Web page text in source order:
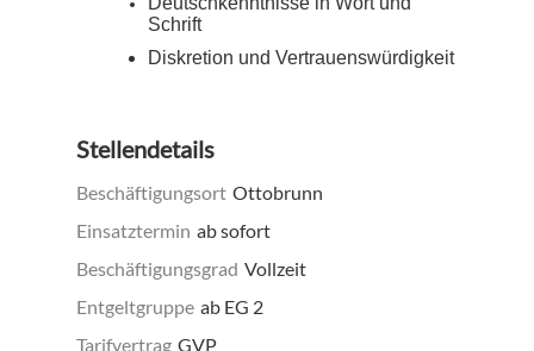
Schrift
Diskretion und Vertrauenswürdigkeit
Stellendetails
Beschäftigungsort Ottobrunn
Einsatztermin ab sofort
Beschäftigungsgrad Vollzeit
Entgeltgruppe ab EG 2
Tarifvertrag GVP